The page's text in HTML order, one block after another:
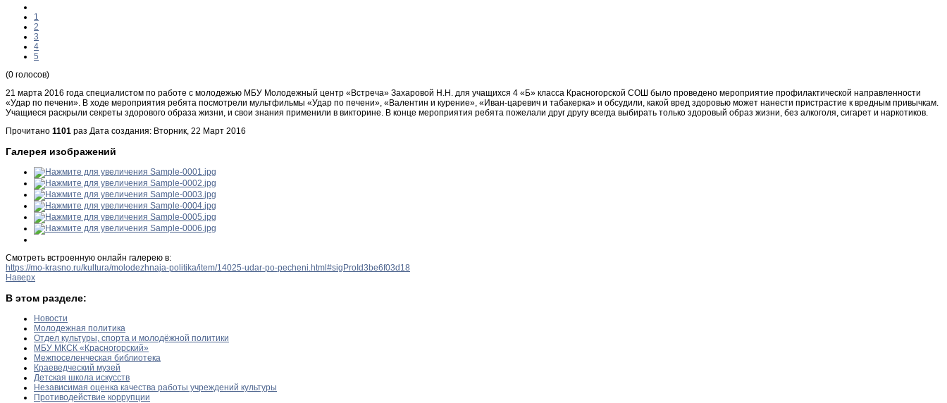
1
2
3
4
5
(0 голосов)
21 марта 2016 года специалистом по работе с молодежью МБУ Молодежный центр «Встреча» Захаровой Н.Н. для учащихся 4 «Б» класса Красногорской СОШ было проведено мероприятие профилактической направленности
«Удар по печени». В ходе мероприятия ребята посмотрели мультфильмы «Удар по печени», «Валентин и курение», «Иван-царевич и табакерка» и обсудили, какой вред здоровью может нанести пристрастие к вредным привычкам.
Учащиеся раскрыли секреты здорового образа жизни, и свои знания применили в викторине. В конце мероприятия ребята пожелали друг другу всегда выбирать только здоровый образ жизни, без алкоголя, сигарет и наркотиков.
Прочитано 1101 раз Дата создания: Вторник, 22 Март 2016
Галерея изображений
Смотреть встроенную онлайн галерею в:
https://mo-krasno.ru/kultura/molodezhnaja-politika/item/14025-udar-po-pecheni.html#sigProId3be6f03d18
Наверх
В этом разделе:
Новости
Молодежная политика
Отдел культуры, спорта и молодёжной политики
МБУ МКСК «Красногорский»
Межпоселенческая библиотека
Краеведческий музей
Детская школа искусств
Независимая оценка качества работы учреждений культуры
Противодействие коррупции